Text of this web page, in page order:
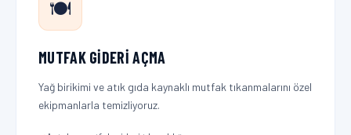
🍽️
MUTFAK GIDERI AÇMA
Yağ birikimi ve atık gıda kaynaklı mutfak tıkanmalarını özel
ekipmanlarla temizliyoruz.